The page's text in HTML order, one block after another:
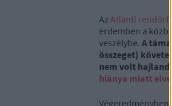
Az Atlanti
érdemben a
veszélybe. A
összeget)
nem volt
hiánya miatt
Végeredményben